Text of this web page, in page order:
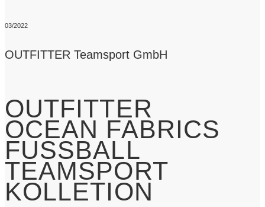
03/2022
OUTFITTER Teamsport GmbH
OUTFITTER
OCEAN FABRICS
FUSSBALL
TEAMSPORT
KOLLETION